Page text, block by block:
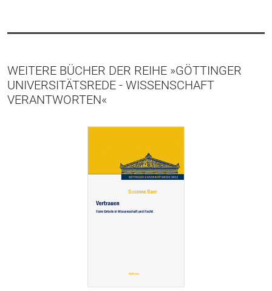
WEITERE BÜCHER DER REIHE »GÖTTINGER
UNIVERSITÄTSREDE - WISSENSCHAFT
VERANTWORTEN«